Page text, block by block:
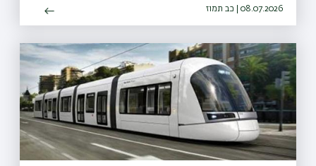
08.07.2026 | כב תמוז